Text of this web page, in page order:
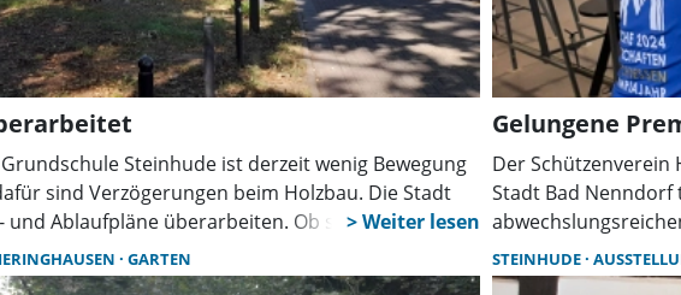
Steinhude ist derzeit wenig Bewegung
sind Verzögerungen beim Holzbau. Die Stadt
und Ablaufpläne überarbeiten. Ob sich daraus
des ersten Bauabschnitts ergeben, ist noch offen.
Gelungene
Der Schützenverein
Stadt Bad Nenndorf
und Experimenten.
Betreuung.
GARTEN STEINHUDE